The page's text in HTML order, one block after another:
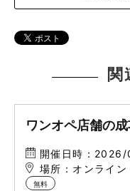
関
ワンオペ店舗の成
開催日時：
場所：オンライン
無料